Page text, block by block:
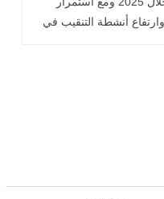
أنشطة التنقيب في